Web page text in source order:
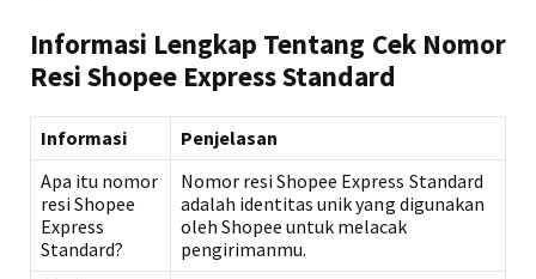
Informasi Lengkap Tentang Cek Nomor
Resi Shopee Express Standard
Informasi
Penjelasan
Apa itu nomor
resi Shopee
Express
Standard?
Nomor resi Shopee Express Standard
adalah identitas unik yang digunakan
oleh Shopee untuk melacak
pengirimanmu.